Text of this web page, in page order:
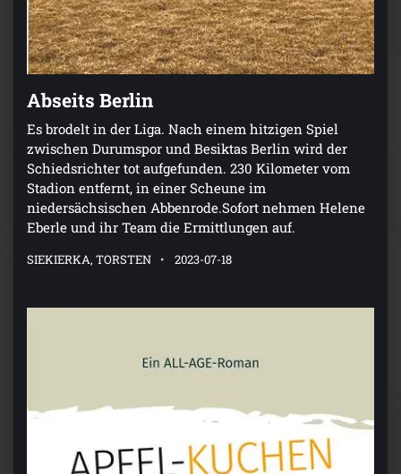
Abseits Berlin
Es brodelt in der Liga. Nach einem hitzigen Spiel
zwischen Durumspor und Besiktas Berlin wird der
Schiedsrichter tot aufgefunden. 230 Kilometer vom
Stadion entfernt, in einer Scheune im
niedersächsischen Abbenrode.Sofort nehmen Helene
Eberle und ihr Team die Ermittlungen auf.
SIEKIERKA, TORSTEN 2023-07-18